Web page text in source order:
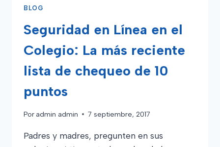
BLOG
Seguridad en Línea en el
Colegio: La más reciente
lista de chequeo de 10
puntos
Por admin admin 7 septiembre, 2017
Padres y madres, pregunten en sus